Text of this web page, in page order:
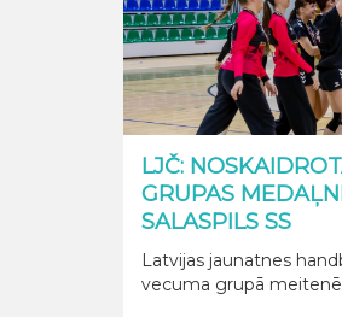
LJČ:
GRUPAS
SALASPILS SS
Latvijas jaunatnes
vecuma grupā